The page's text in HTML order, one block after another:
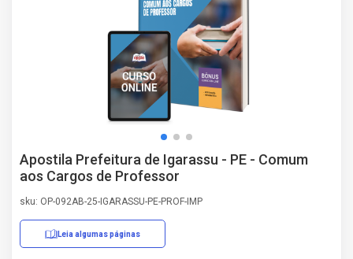
Apostila Prefeitura de Igarassu - PE - Comum
aos Cargos de Professor
sku: OP-092AB-25-IGARASSU-PE-PROF-IMP
Leia algumas páginas